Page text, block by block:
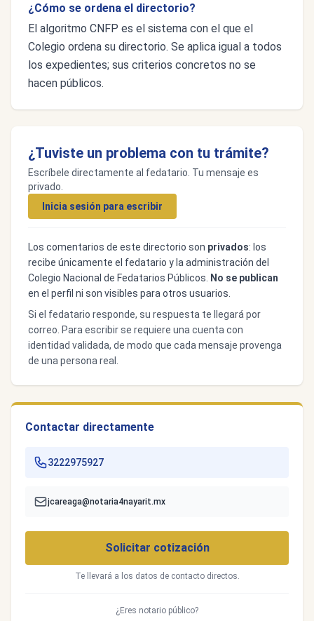
¿Cómo se ordena el directorio?
El algoritmo CNFP es el sistema con el que el
Colegio ordena su directorio. Se aplica igual a todos
los expedientes; sus criterios concretos no se
hacen públicos.
¿Tuviste un problema con tu trámite?
Escríbele directamente al fedatario. Tu mensaje es
privado.
Inicia sesión para escribir
Los comentarios de este directorio son privados: los
recibe únicamente el fedatario y la administración del
Colegio Nacional de Fedatarios Públicos.
No se publican
en el perfil ni son visibles para otros usuarios.
Si el fedatario responde, su respuesta te llegará por
correo. Para escribir se requiere una cuenta con
identidad validada, de modo que cada mensaje provenga
de una persona real.
Contactar directamente
3222975927
jcareaga@notaria4nayarit.mx
Solicitar cotización
Te llevará a los datos de contacto directos.
¿Eres notario público?